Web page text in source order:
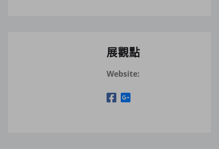
展觀點
Website: